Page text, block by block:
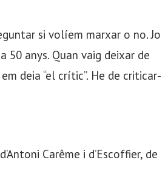
si volíem marxar o no. Jo
anys. Quan vaig deixar de
deia “el crític”. He de criticar-
Carême i d’Escoffier, de